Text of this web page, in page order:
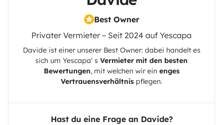
Best Owner
Privater Vermieter – Seit 2024 auf Yescapa
Davideist einer unserer Best Owner: dabei handelt es
sich um Yescapa' s Vermieter mit den besten
Bewertungen, mit welchen wir ein enges
Vertrauensverhältnis pflegen.
Hast du eine Frage an Davide?